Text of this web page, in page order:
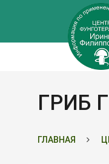
ГРИБ
ГЛАВНАЯ